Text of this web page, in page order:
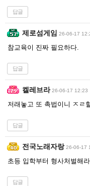
답글
제로섬게임 26-06-17
참교육이 진짜 필요하다.
답글
켈레브라 26-06-17 12:23
저래놓고 또 촉법이니 ㅈㄹ
답글
전국노래자랑 26-06-17
초등 입학부터 형사처벌해라
답글